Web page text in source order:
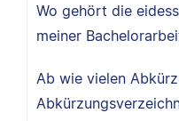
Wo gehört die
meiner
Ab wie vielen